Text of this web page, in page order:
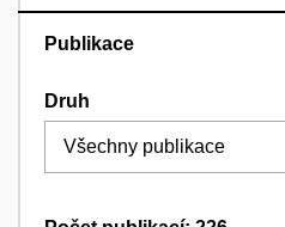
Publikace
Druh